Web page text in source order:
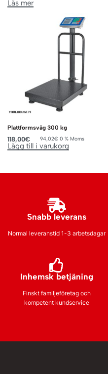
Läs mer
Plattformsvåg 300 kg
118,00€ 94,02€ 0 % Moms
Lägg till i varukorg
Snabb leverans
Normal leveranstid 1-3 arbetsdagar
Inhemsk betjäning
Finskt familjeföretag och
kompetent kundservice